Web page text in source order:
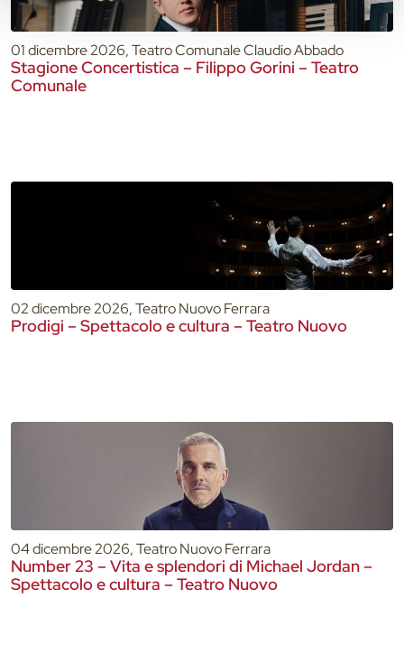
01 dicembre 2026, Teatro Comunale Claudio Abbado
Stagione Concertistica – Filippo Gorini – Teatro
Comunale
02 dicembre 2026, Teatro Nuovo Ferrara
Prodigi – Spettacolo e cultura – Teatro Nuovo
04 dicembre 2026, Teatro Nuovo Ferrara
Number 23 – Vita e splendori di Michael Jordan –
Spettacolo e cultura – Teatro Nuovo